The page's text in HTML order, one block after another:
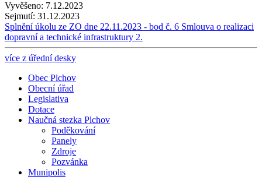
Vyvěšeno: 7.12.2023
Sejmutí: 31.12.2023
Splnění úkolu ze ZO dne 22.11.2023 - bod č. 6 Smlouva o realizaci
dopravní a technické infrastruktury 2.
více z úřední desky
Obec Plchov
Obecní úřad
Legislativa
Dotace
Naučná stezka Plchov
Poděkování
Panely
Zdroje
Pozvánka
Munipolis